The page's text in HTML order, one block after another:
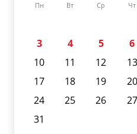
Пн Вт Ср Чт
3
4 5 6
10
11 12 13
17
18 19 20
24
25 26 27
31